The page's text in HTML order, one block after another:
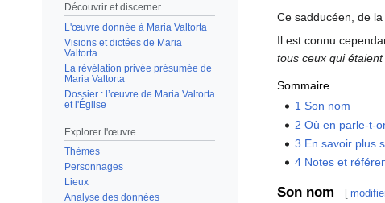
Découvrir et discerner
L'œuvre donnée à Maria Valtorta
Visions et dictées de Maria
Valtorta
La révélation privée présumée de
Maria Valtorta
Dossier : l’œuvre de Maria Valtorta
et l'Église
Explorer l'œuvre
Thèmes
Personnages
Lieux
Analyse des données
Ce sadducéen, de
Il est connu
tous ceux qui
Sommaire
1 Son nom
2 Où en parle-t-
3 En savoir plus
4 Notes et
Son nom [